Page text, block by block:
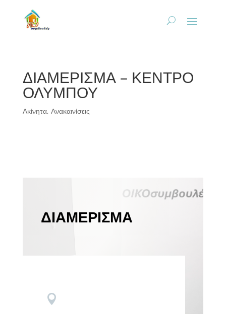
ΔΙΑΜΕΡΙΣΜΑ – ΚΕΝΤΡΟ
ΟΛΥΜΠΟΥ
Ακίνητα, Ανακαινίσεις
ΔΙΑΜΕΡΙΣΜΑ
